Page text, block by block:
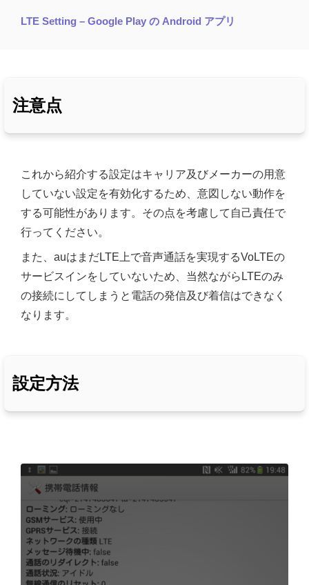
LTE Setting – Google Play の Android アプリ
注意点
これから紹介する設定はキャリア及びメーカーの用意
していない設定を有効化するため、意図しない動作を
する可能性があります。その点を考慮して自己責任で
行ってください。
また、auはまだLTE上で音声通話を実現するVoLTEの
サービスインをしていないため、当然ながらLTEのみ
の接続にしてしまうと電話の発信及び着信はできなく
なります。
設定方法